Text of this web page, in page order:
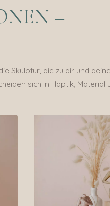
–
Skulptur, die zu dir und
sich in Haptik, Material